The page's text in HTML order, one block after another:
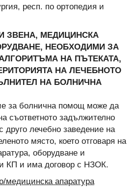
респ. по ортопедия и
ЗВЕНА, МЕДИЦИНСКА
НЕОБХОДИМИ ЗА
НА ПЪТЕКАТА,
НА ЛЕЧЕБНОТО
НА БОЛНИЧНА
за болнична помощ може да
съответното задължително
друго лечебно заведение на
място, което отговаря на
оборудване и
КП и има договор с НЗОК.
медицинска апаратура